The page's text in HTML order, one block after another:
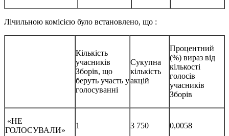
Лічильною комісією було встановлено, що :
Кількість
учасників
Зборів, що
беруть участь у
голосуванні
Сукупна
кількість
акцій
Процентний
(%) вираз від
кількості
голосів
учасників
Зборів
«НЕ
ГОЛОСУВАЛИ»
1 3 750 0,0058